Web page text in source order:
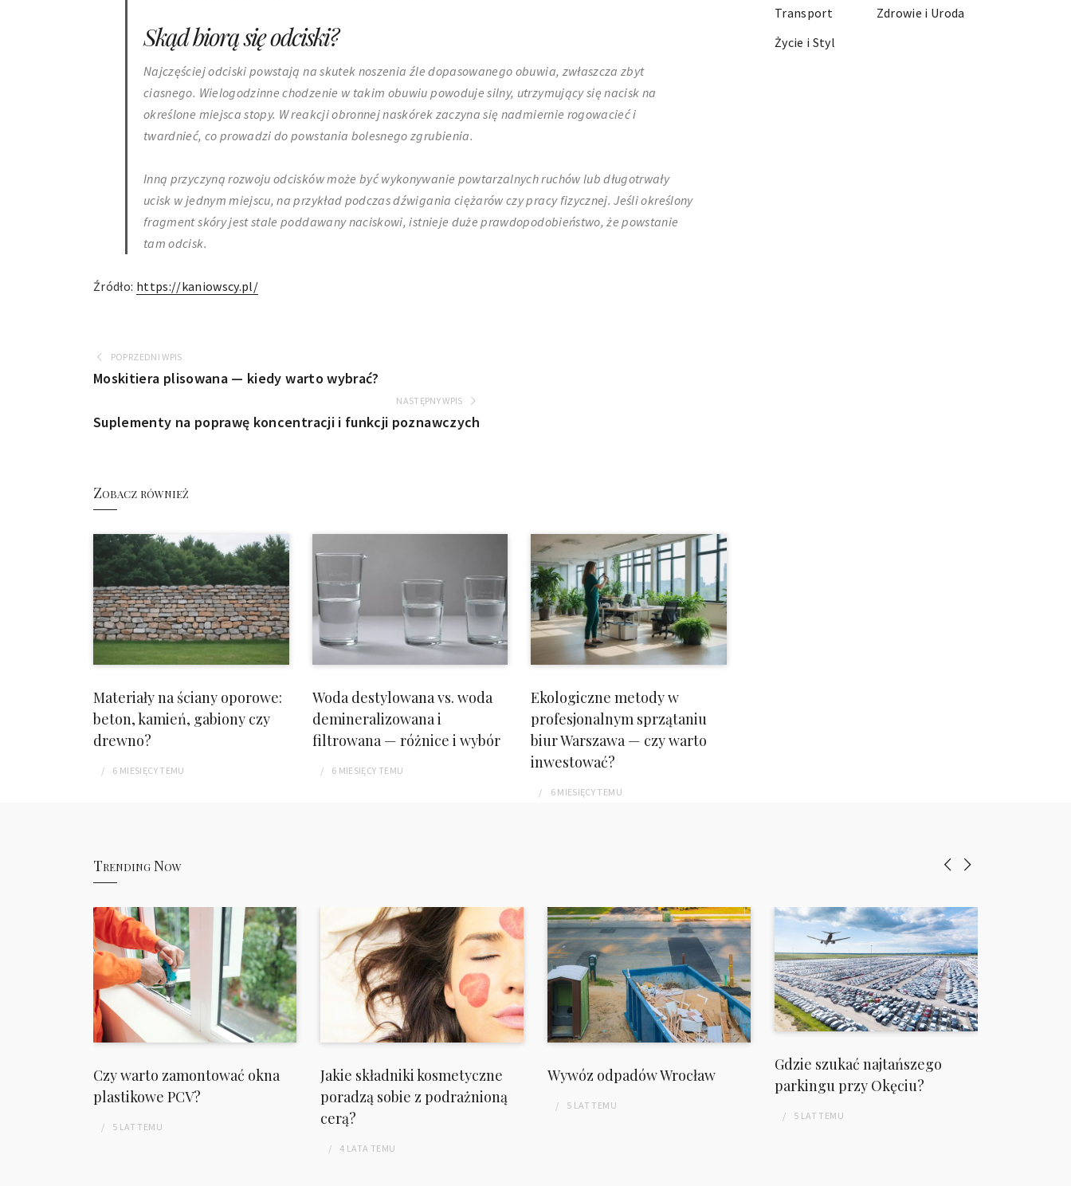
Skąd biorą się odciski?
Najczęściej odciski powstają na skutek noszenia źle dopasowanego obuwia, zwłaszcza zbyt
ciasnego. Wielogodzinne chodzenie w takim obuwiu powoduje silny, utrzymujący się nacisk na
określone miejsca stopy. W reakcji obronnej naskórek zaczyna się nadmiernie rogowacieć i
twardnieć, co prowadzi do powstania bolesnego zgrubienia.
Inną przyczyną rozwoju odcisków może być wykonywanie powtarzalnych ruchów lub długotrwały
ucisk w jednym miejscu, na przykład podczas dźwigania ciężarów czy pracy fizycznej. Jeśli określony
fragment skóry jest stale poddawany naciskowi, istnieje duże prawdopodobieństwo, że powstanie
tam odcisk.
Źródło: https://kaniowscy.pl/
POPRZEDNI WPIS
Moskitiera plisowana — kiedy warto wybrać?
NASTĘPNY WPIS
Suplementy na poprawę koncentracji i funkcji poznawczych
Zobacz również
Materiały na ściany oporowe:
beton, kamień, gabiony czy
drewno?
6 MIESIĘCYTEMU
Woda destylowana vs. woda
demineralizowana i
filtrowana — różnice i wybór
6 MIESIĘCY TEMU
Ekologiczne metody w
profesjonalnym sprzątaniu
biur Warszawa — czy warto
inwestować?
6 MIESIĘCYTEMU
Transport
Zdrowie i Uroda
Życie i Styl
Trending Now
Czy warto zamontować okna
plastikowe PCV?
5 LAT TEMU
Jakie składniki kosmetyczne
poradzą sobie z podrażnioną
cerą?
4 LATA TEMU
Wywóz odpadów Wrocław
5 LAT TEMU
Gdzie szukać najtańszego
parkingu przy Okęciu?
5 LAT TEMU